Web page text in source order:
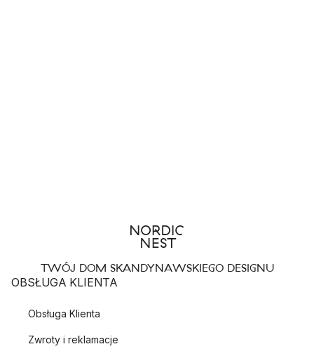
TWÓJ DOM SKANDYNAWSKIEGO DESIGNU
OBSŁUGA KLIENTA
Obsługa Klienta
Zwroty i reklamacje